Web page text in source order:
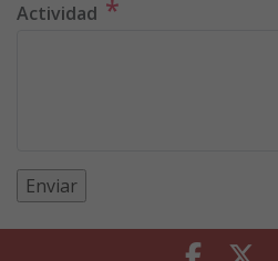
Actividad *
Facebook